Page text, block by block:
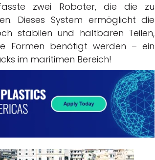
zwei Roboter, die die zu
Dieses System ermöglicht die
stabilen und haltbaren Teilen,
Formen benötigt werden – ein
im maritimen Bereich!